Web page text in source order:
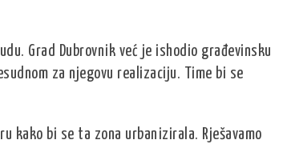
Grad Dubrovnik već je ishodio građevinsku
za njegovu realizaciju. Time bi se
kako bi se ta zona urbanizirala. Rješavamo